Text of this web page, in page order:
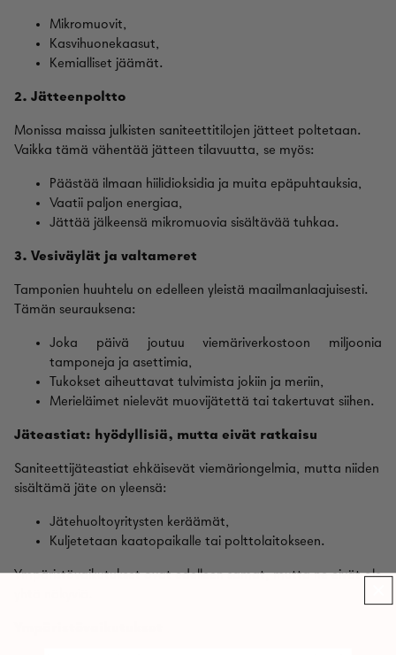
Mikromuovit,
Kasvihuonekaasut,
Kemialliset jäämät.
2. Jätteenpoltto
Monissa maissa julkisten saniteettitilojen jätteet poltetaan.
Vaikka tämä vähentää jätteen tilavuutta, se myös:
Päästää ilmaan hiilidioksidia ja muita epäpuhtauksia,
Vaatii paljon energiaa,
Jättää jälkeensä mikromuovia sisältävää tuhkaa.
3. Vesiväylät ja valtameret
Tamponien huuhtelu on edelleen yleistä maailmanlaajuisesti.
Tämän seurauksena:
Joka päivä joutuu viemäriverkostoon miljoonia
tamponeja ja asettimia,
Tukokset aiheuttavat tulvimista jokiin ja meriin,
Merieläimet nielevät muovijätettä tai takertuvat siihen.
Jäteastiat: hyödyllisiä, mutta eivät ratkaisu
Saniteettijäteastiat ehkäisevät viemäriongelmia, mutta niiden
sisältämä jäte on yleensä:
Jätehuoltoyritysten keräämät,
Kuljetetaan kaatopaikalle tai polttolaitokseen.
Ympäristövaikutukset ovat edelleen samat, mutta ne eivät ole